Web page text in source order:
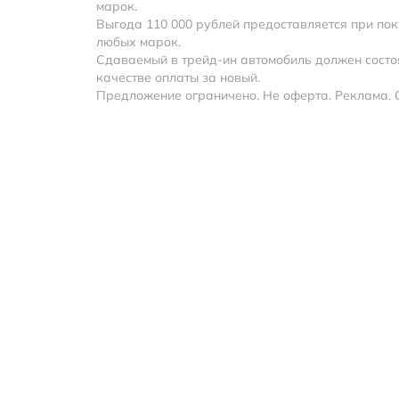
марок.
Выгода 110 000 рублей предоставляется при
любых марок.
Сдаваемый в трейд-ин автомобиль должен
качестве оплаты за новый.
Предложение ограничено. Не оферта.